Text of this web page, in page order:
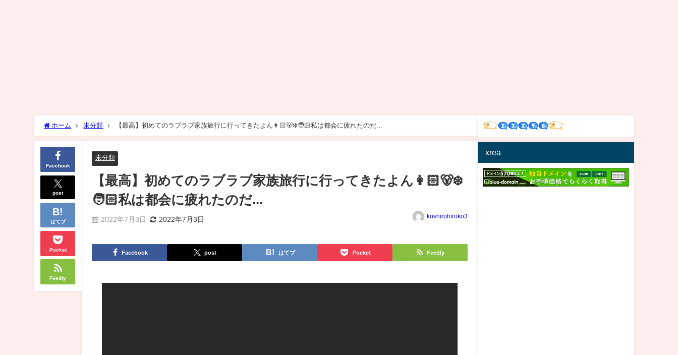
ホーム 未分類 【最高】初めてのラブラブ家族旅行に行ってきたよん👩🏻🐻‍❄️🧑🏻私は都会に疲れたのだ...
Facebook
post
はてブ
Pocket
Feedly
未分類
【最高】初めてのラブラブ家族旅行に行ってきたよん👩🏻🐻‍❄️
🧑🏻私は都会に疲れたのだ...
2022年7月3日 2022年7月3日 koshirohiroko3
Facebook post はてブ Pocket Feedly
xrea